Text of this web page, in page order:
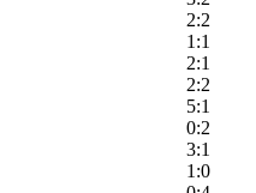
2:2
1:1
2:1
2:2
5:1
0:2
3:1
1:0